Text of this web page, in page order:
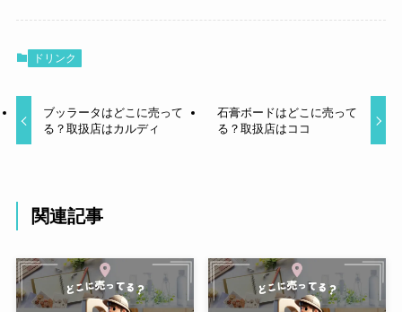
ドリンク
ブッラータはどこに売って
る？取扱店はカルディ
石膏ボードはどこに売って
る？取扱店はココ
関連記事